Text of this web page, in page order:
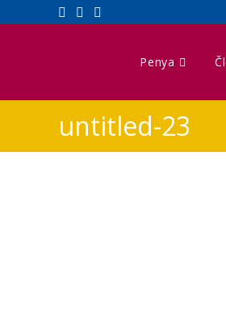
Penya
untitled-23